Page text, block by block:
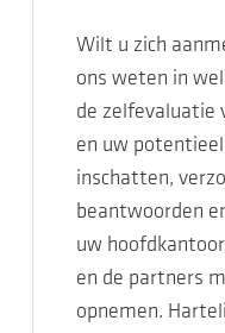
Wilt u zich
ons weten in
de zelfevaluatie
en uw
inschatten,
beantwoorden
uw
en de partners
opnemen.